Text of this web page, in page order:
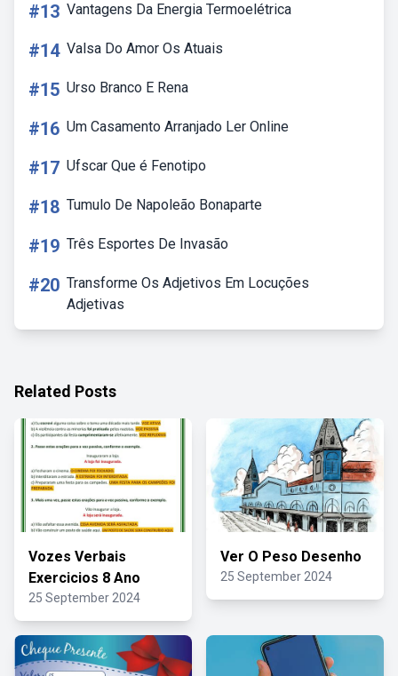
#13 Vantagens Da Energia Termoelétrica
#14 Valsa Do Amor Os Atuais
#15 Urso Branco E Rena
#16 Um Casamento Arranjado Ler Online
#17 Ufscar Que é Fenotipo
#18 Tumulo De Napoleão Bonaparte
#19 Três Esportes De Invasão
#20 Transforme Os Adjetivos Em Locuções
Adjetivas
Related Posts
Vozes Verbais
Exercicios 8 Ano
25 September 2024
Ver O Peso Desenho
25 September 2024